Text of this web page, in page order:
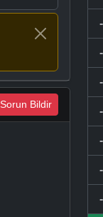
Sorun Bildir